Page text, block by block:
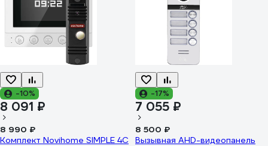
-10%
8 091 ₽
8 990 ₽
Комплект Novihome SIMPLE 4C
-17%
7 055 ₽
8 500 ₽
Вызывная AHD-видеопанель